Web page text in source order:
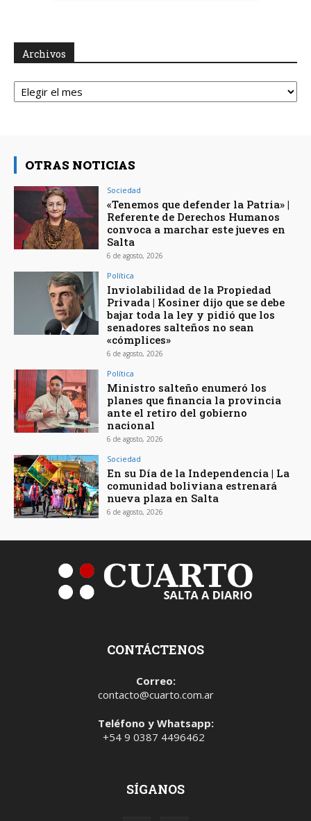
Archivos
Archivos
OTRAS NOTICIAS
Sociedad
«Tenemos que defender la Patria» |
Referente de Derechos Humanos
convoca a marchar este jueves en
Salta
6 de agosto, 2026
Política
Inviolabilidad de la Propiedad
Privada | Kosiner dijo que se debe
bajar toda la ley y pidió que los
senadores salteños no sean
«cómplices»
6 de agosto, 2026
Política
Ministro salteño enumeró los
planes que financia la provincia
ante el retiro del gobierno
nacional
6 de agosto, 2026
Sociedad
En su Día de la Independencia | La
comunidad boliviana estrenará
nueva plaza en Salta
6 de agosto, 2026
CONTÁCTENOS
Correo:
contacto@cuarto.com.ar
Teléfono y Whatsapp:
+54 9 0387 4496462
SÍGANOS